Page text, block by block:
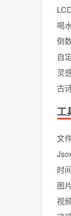
喝
倒
自
灵
古
工
文
时
图
视